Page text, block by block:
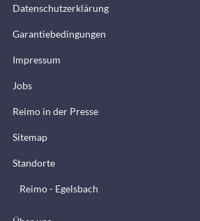
Datenschutzerklärung
Garantiebedingungen
Impressum
Jobs
Reimo in der Presse
Sitemap
Standorte
Reimo - Egelsbach